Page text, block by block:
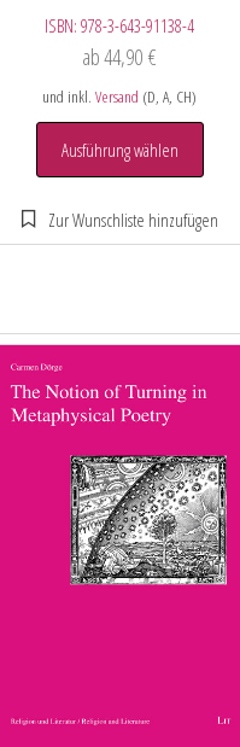
ISBN:978-3-643-91138-4
ab44,90€
und inkl.Versand (D, A, CH)
Ausführung wählen